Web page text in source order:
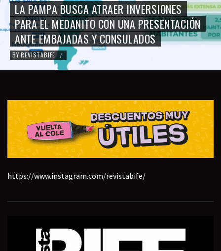
LA PAMPA BUSCA ATRAER INVERSIONES
PARA EL MEDANITO CON UNA PRESENTACIÓN
ANTE EMBAJADAS Y CONSULADOS
BY REVISTABIFE /
https://www.instagram.com/revistabife/